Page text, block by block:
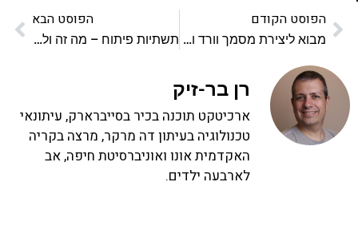
הפוסט הקודם
מבוא ליצירת מסמך וורד והכנה למסמך PDF נגיש
הפוסט הבא
תשתיות פיתוח – מה זה ולמה חשוב להכיר את זה גם אם לא עובדים בחברה גדולה
רן בר-זיק
ארכיטקט תוכנה בכיר בסייברארק, עיתונאי
טכנולוגיה בעיתון דה מרקר, מרצה בקריה
האקדמית אונו ואוניברסיטת חיפה, אב
לארבעה ילדים.